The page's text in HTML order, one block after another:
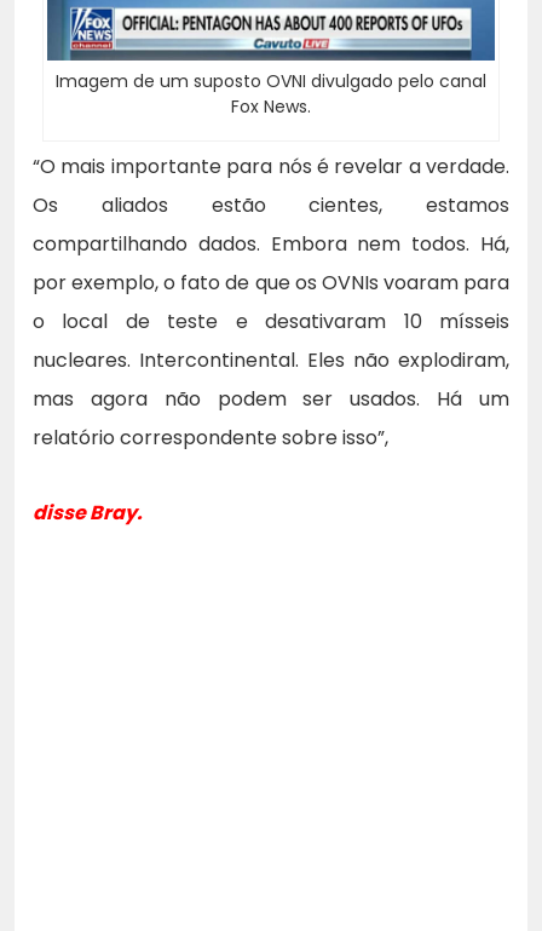
Imagem de um suposto OVNI divulgado pelo canal
Fox News.
“O mais importante para nós é revelar a verdade.
Os aliados estão cientes, estamos
compartilhando dados. Embora nem todos. Há,
por exemplo, o fato de que os OVNIs voaram para
o local de teste e desativaram 10 mísseis
nucleares. Intercontinental. Eles não explodiram,
mas agora não podem ser usados. Há um
relatório correspondente sobre isso”,
disse Bray.